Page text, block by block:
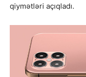
qiymətləri açıqladı.